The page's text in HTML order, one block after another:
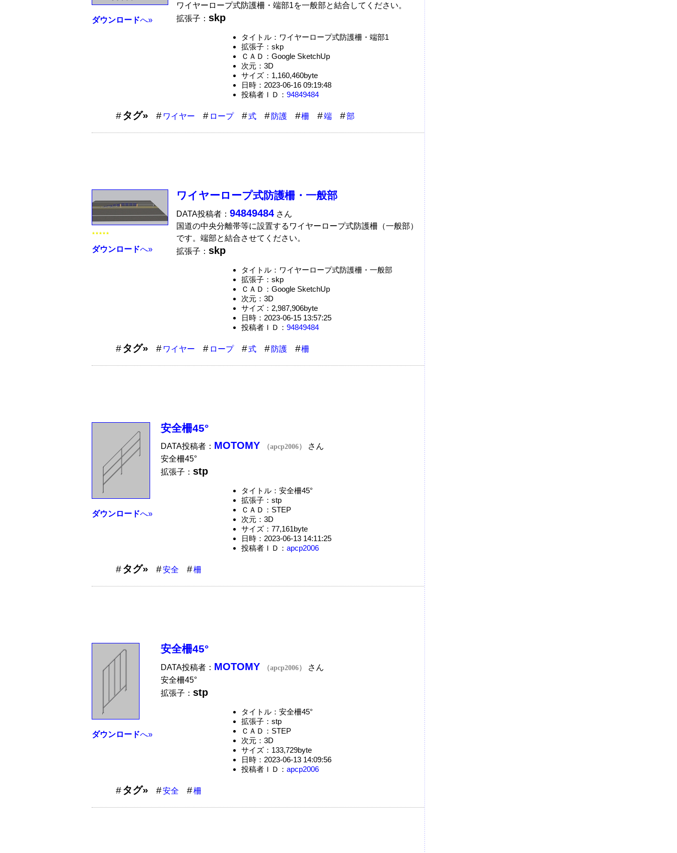
ダウンロードへ»
ワイヤーロープ式防護柵・端部1を一般部と結合してください。
拡張子： skp
タイトル：ワイヤーロープ式防護柵・端部1
拡張子：skp
ＣＡＤ：Google SketchUp
次元：3D
サイズ：1,160,460byte
日時：2023-06-16 09:19:48
投稿者ＩＤ： 94849484
タグ» ワイヤー ロープ 式 防護 柵 端 部
★★★★★
ダウンロードへ»
ワイヤーロープ式防護柵・一般部
DATA投稿者： 94849484 さん
国道の中央分離帯等に設置するワイヤーロープ式防護柵（一般部）
です。端部と結合させてください。
拡張子： skp
タイトル：ワイヤーロープ式防護柵・一般部
拡張子：skp
ＣＡＤ：Google SketchUp
次元：3D
サイズ：2,987,906byte
日時：2023-06-15 13:57:25
投稿者ＩＤ： 94849484
タグ» ワイヤー ロープ 式 防護 柵
ダウンロードへ»
安全柵45°
DATA投稿者： MOTOMY （apcp2006）
さん
安全柵45°
拡張子： stp
タイトル：安全柵45°
拡張子：stp
ＣＡＤ：STEP
次元：3D
サイズ：77,161byte
日時：2023-06-13 14:11:25
投稿者ＩＤ： apcp2006
タグ» 安全 柵
ダウンロードへ»
安全柵45°
DATA投稿者： MOTOMY （apcp2006）
さん
安全柵45°
拡張子： stp
タイトル：安全柵45°
拡張子：stp
ＣＡＤ：STEP
次元：3D
サイズ：133,729byte
日時：2023-06-13 14:09:56
投稿者ＩＤ： apcp2006
タグ» 安全 柵